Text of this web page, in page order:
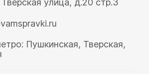
Пушкинская, Тверская,